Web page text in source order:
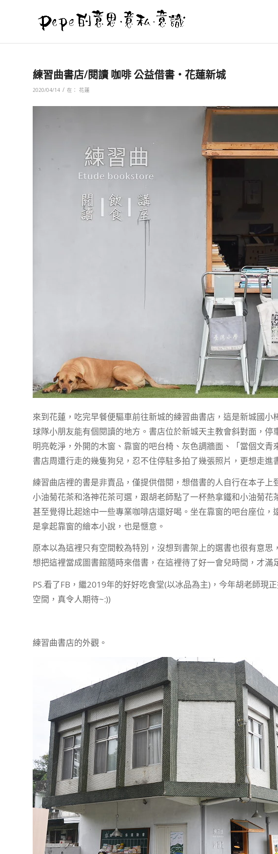
練習曲書店/閱讀 咖啡 公益借書‧花蓮新城
2020/04/14 / 在： 花蓮
來到花蓮，吃完早餐便驅車前往新城的練習曲書店，這是新城國
球隊小朋友能有個閱讀的地方。書店位於新城天主教會斜對面，
明亮乾淨，外開的木窗、靠窗的吧台椅、灰色調牆面、「當個文
書店周遭行走的幾隻狗兒，忍不住停駐多拍了幾張照片，更想走進
練習曲店裡的書是非賣品，僅提供借閱，想借書的人自行在本子上
小油菊花茶和洛神花茶可選，跟胡老師點了一杯熱拿鐵和小油菊花
甚至覺得比起途中一些專業咖啡店還好喝。坐在靠窗的吧台座位
是拿起靠窗的繪本小說，也是愜意。
原本以為這裡只有空間較為特別，沒想到書架上的選書也很有意
想把這裡當成圖書館隨時來借書，在這裡待了好一會兒時間，才滿
PS.看了FB，繼2019年的好好吃食堂(以冰品為主)，今年胡老師現
空間，真令人期待~:))
練習曲書店的外觀。